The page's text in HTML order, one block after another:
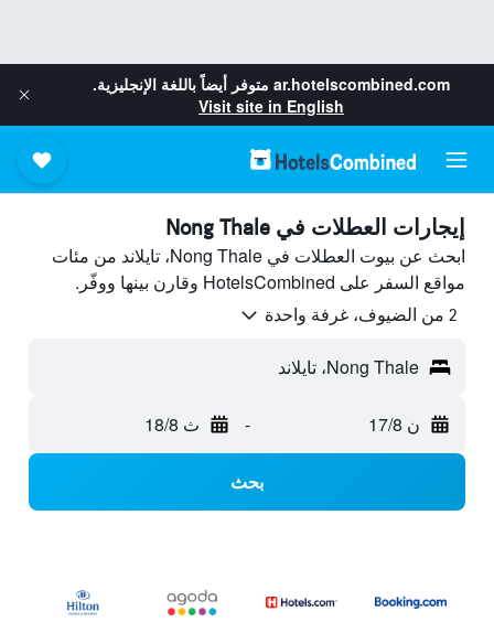
ar.hotelscombined.com متوفر أيضاً باللغة الإنجليزية.
Visit site in English
إيجارات العطلات في Nong Thale
ابحث عن بيوت العطلات في Nong Thale، تايلاند من مئات
مواقع السفر على HotelsCombined وقارن بينها ووفّر.
2 من الضيوف، غرفة واحدة
Nong Thale، تايلاند
ن 17/8 - ث 18/8
بحث